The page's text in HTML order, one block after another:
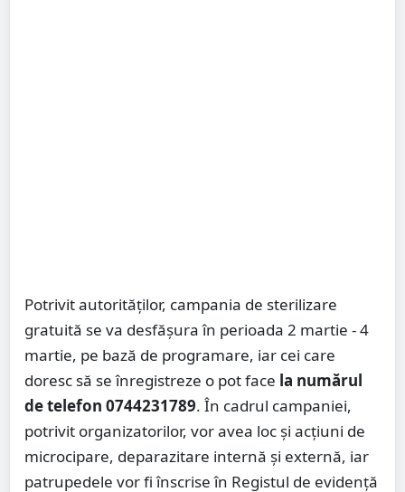
Potrivit autorităților, campania de sterilizare
gratuită se va desfășura în perioada 2 martie - 4
martie, pe bază de programare, iar cei care
doresc să se înregistreze o pot face la numărul
de telefon 0744231789. În cadrul campaniei,
potrivit organizatorilor, vor avea loc și acțiuni de
microcipare, deparazitare internă și externă, iar
patrupedele vor fi înscrise în Registul de evidență